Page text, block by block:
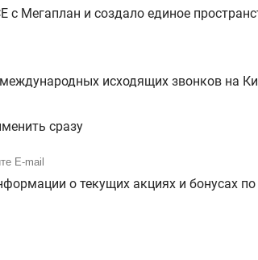
с Мегаплан и создало единое
международных исходящих звонков на
сразу
о текущих акциях и бонусах